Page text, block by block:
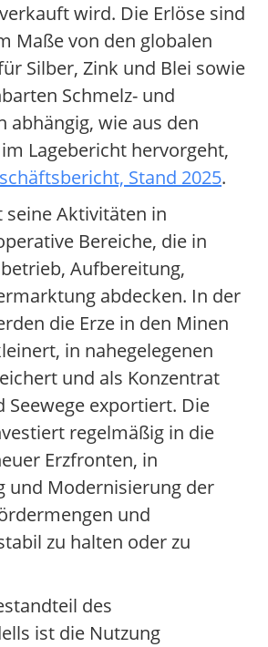
wird. Die Erlöse sind
Maße von den globalen
Silber, Zink und Blei sowie
Schmelz- und
abhängig, wie aus den
Lagebericht hervorgeht,
Stand 2025.
seine Aktivitäten in
Bereiche, die in
Aufbereitung,
abdecken. In der
die Erze in den Minen
in nahegelegenen
und als Konzentrat
Seewege exportiert. Die
regelmäßig in die
Erzfronten, in
und Modernisierung der
und
zu halten oder zu
des
ist die Nutzung